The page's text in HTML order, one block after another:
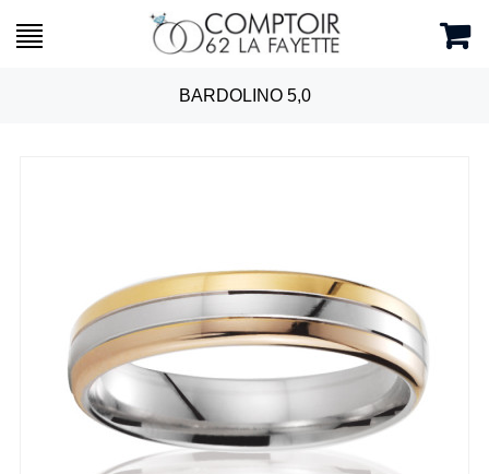
BARDOLINO 5,0